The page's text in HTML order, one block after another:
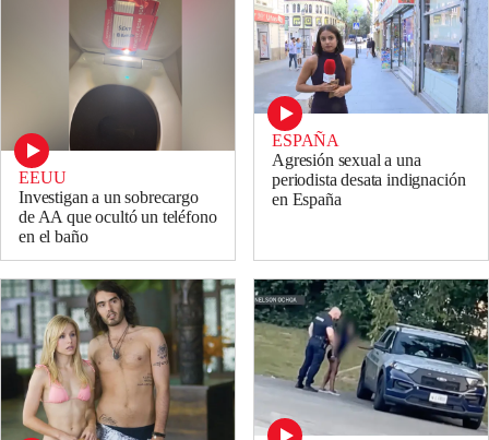
EEUU
Investigan a un sobrecargo
de AA que ocultó un teléfono
en el baño
ESPAÑA
Agresión sexual a una
periodista desata indignación
en España